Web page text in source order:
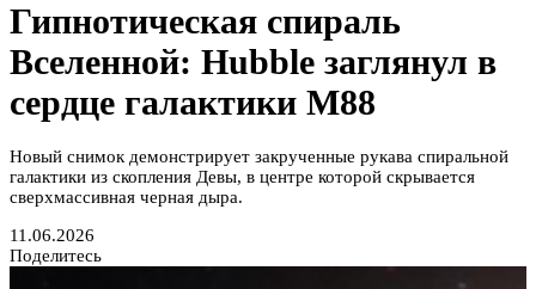
Гипнотическая спираль
Вселенной: Hubble заглянул в
сердце галактики M88
Новый снимок демонстрирует закрученные рукава спиральной
галактики из скопления Девы, в центре которой скрывается
сверхмассивная черная дыра.
11.06.2026
Поделитесь